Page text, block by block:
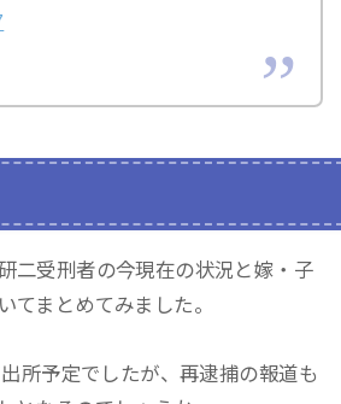
二受刑者の今現在の状況と嫁・子
てまとめてみました。
所予定でしたが、再逮捕の報道も